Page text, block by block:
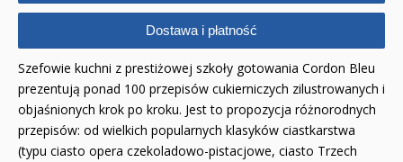
Dostawa i płatność
Szefowie kuchni z prestiżowej szkoły gotowania Cordon Bleu
prezentują ponad 100 przepisów cukierniczych zilustrowanych i
objaśnionych krok po kroku. Jest to propozycja różnorodnych
przepisów: od wielkich popularnych klasyków ciastkarstwa
(typu ciasto opera czekoladowo-pistacjowe, ciasto Trzech